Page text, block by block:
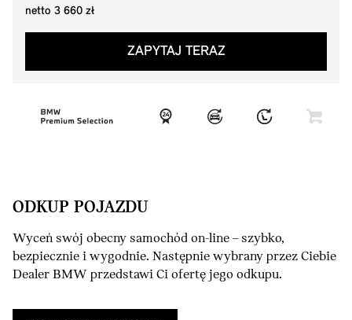
netto 3 660 zł
ZAPYTAJ TERAZ
ODKUP POJAZDU
Wyceń swój obecny samochód on-line – szybko,
bezpiecznie i wygodnie. Następnie wybrany przez Ciebie
Dealer BMW przedstawi Ci ofertę jego odkupu.